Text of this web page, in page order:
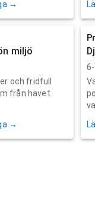
→
miljö
och fridfull
från havet
→